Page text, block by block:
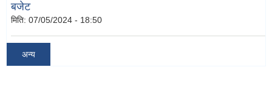
बजेट
मिति: 07/05/2024 - 18:50
अन्य